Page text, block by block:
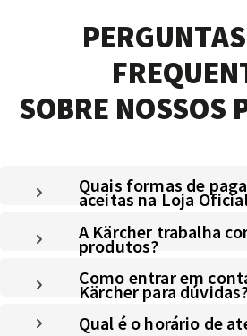
SOBRE NOSSOS
Quais formas de
aceitas na Loja
A Kärcher trabalha
produtos?
Como entrar em
Kärcher para
Qual é o horário de